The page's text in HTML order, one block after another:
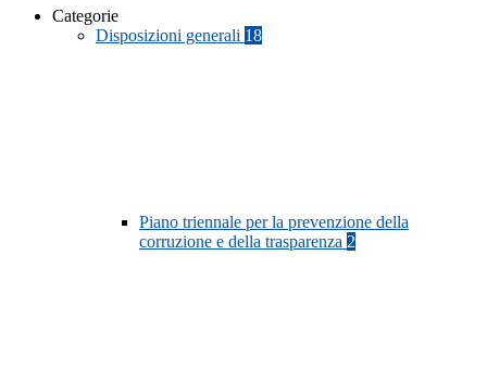
Categorie
Disposizioni generali 18
Piano triennale per la prevenzione della
corruzione e della trasparenza 2